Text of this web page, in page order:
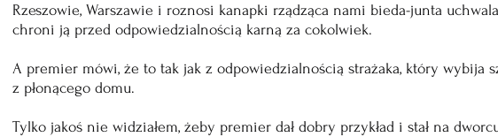
Rzeszowie, Warszawie i roznosi kanapki rządząca nami bieda-junta
chroni ją przed odpowiedzialnością karną za cokolwiek.
A premier mówi, że to tak jak z odpowiedzialnością strażaka, który wybija
z płonącego domu.
Tylko jakoś nie widziałem, żeby premier dał dobry przykład i stał na